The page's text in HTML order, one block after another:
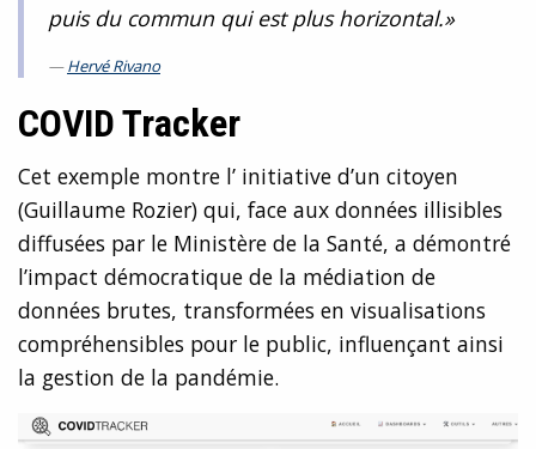
puis du commun qui est plus horizontal.»
Hervé Rivano
COVID Tracker
Cet exemple montre l’ initiative d’un citoyen
(Guillaume Rozier) qui, face aux données illisibles
diffusées par le Ministère de la Santé, a démontré
l’impact démocratique de la médiation de
données brutes, transformées en visualisations
compréhensibles pour le public, influençant ainsi
la gestion de la pandémie.